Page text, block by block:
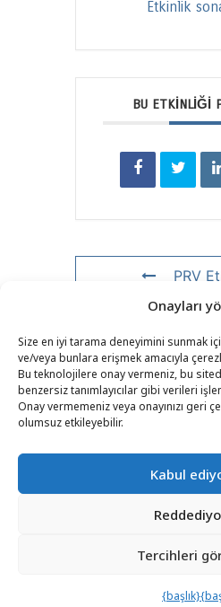
Onayları
Size en iyi tarama deneyimini sunmak
ve/veya bunlara erişmek amacıyla
Bu teknolojilere onay vermeniz, bu
benzersiz tanımlayıcılar gibi verileri
Onay vermemeniz veya onayınızı geri
olumsuz etkileyebilir.
Kabul
Tercihleri
{başlık}
Etkinlik
BU ETKINLIĞI
PRV
NXT Etkinliği
İLETIŞIM–
© 2025 – FRÉDÉRIC LENOIR –